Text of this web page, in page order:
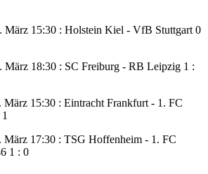
März 15:30 : Holstein Kiel - VfB Stuttgart 0
März 18:30 : SC Freiburg - RB Leipzig 1 :
März 15:30 : Eintracht Frankfurt - 1. FC
März 17:30 : TSG Hoffenheim - 1. FC
1 : 0